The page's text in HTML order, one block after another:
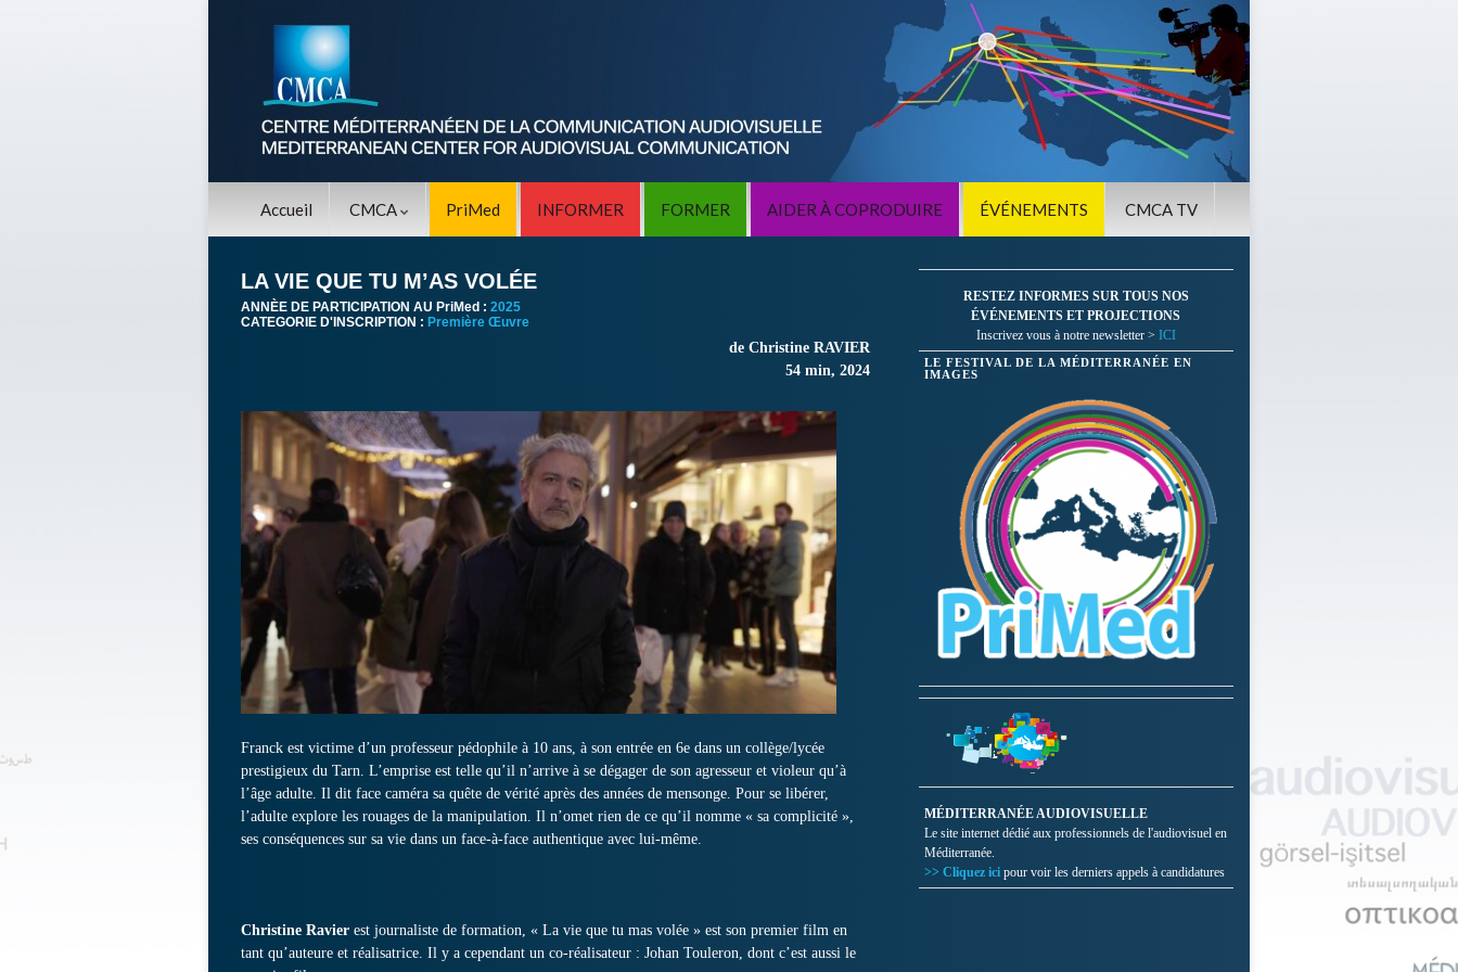
Accueil CMCA PriMed INFORMER FORMER AIDER À COPRODUIRE ÉVÉNEMENTS CMCA TV
LA VIE QUE TU M’AS VOLÉE
ANNÈE DE PARTICIPATION AU PriMed : 2025
CATEGORIE D'INSCRIPTION : Première Œuvre
de Christine RAVIER
54 min, 2024
Franck est victime d’un professeur pédophile à 10 ans, à son entrée en 6e dans un collège/lycée
prestigieux du Tarn. L’emprise est telle qu’il n’arrive à se dégager de son agresseur et violeur qu’à
l’âge adulte. Il dit face caméra sa quête de vérité après des années de mensonge. Pour se libérer,
l’adulte explore les rouages de la manipulation. Il n’omet rien de ce qu’il nomme « sa complicité »,
ses conséquences sur sa vie dans un face-à-face authentique avec lui-même.
Christine Ravier est journaliste de formation, « La vie que tu mas volée » est son premier film en
tant qu’auteure et réalisatrice. Il y a cependant un co-réalisateur : Johan Touleron, dont c’est aussi le
RESTEZ INFORMES SUR TOUS NOS
ÉVÉNEMENTS ET PROJECTIONS
Inscrivez vous à notre newsletter > ICI
LE FESTIVAL DE LA MÉDITERRANÉE EN
IMAGES
MÉDITERRANÉE AUDIOVISUELLE
Le site internet dédié aux professionnels de l'audiovisuel en
Méditerranée.
>> Cliquez ici pour voir les derniers appels à candidatures